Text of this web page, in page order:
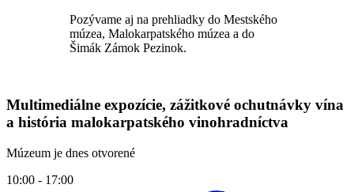
Pozývame aj na prehliadky do Mestského
múzea, Malokarpatského múzea a do
Šimák Zámok Pezinok.
Multimediálne expozície, zážitkové ochutnávky vína
a história malokarpatského vinohradníctva
Múzeum je dnes otvorené
10:00 - 17:00